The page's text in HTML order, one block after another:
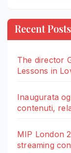
Recent Posts
The director
Lessons in
Inaugurata
contenuti,
MIP London
streaming